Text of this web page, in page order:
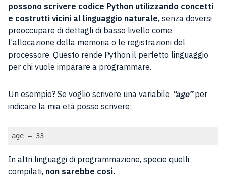
possono scrivere codice Python utilizzando concetti
e costrutti vicini al linguaggio naturale, senza doversi
preoccupare di dettagli di basso livello come
l’allocazione della memoria o le registrazioni del
processore. Questo rende Python il perfetto linguaggio
per chi vuole imparare a programmare.
Un esempio? Se voglio scrivere una variabile “age”per
indicare la mia età posso scrivere:
age = 33
In altri linguaggi di programmazione, specie quelli
compilati, non sarebbe così.